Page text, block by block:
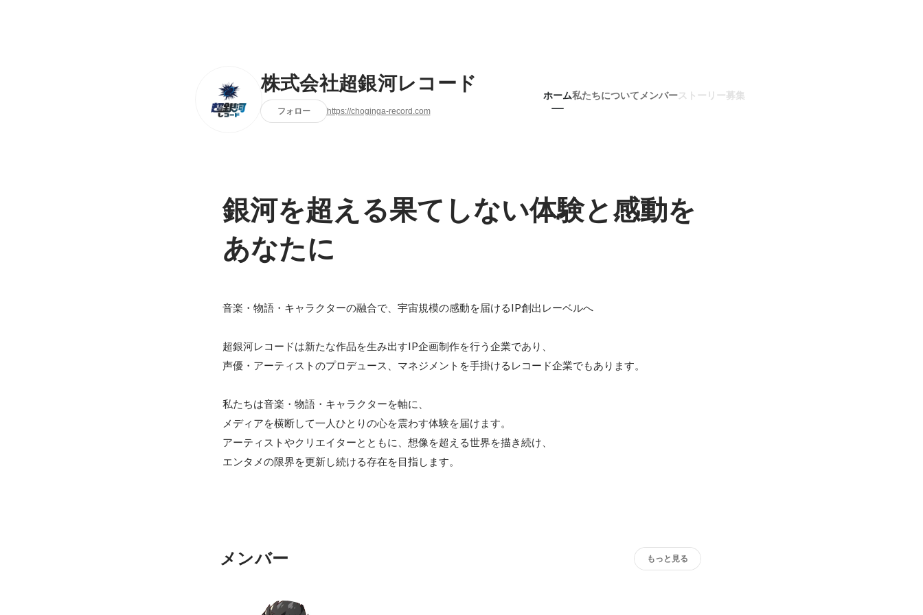
株式会社超銀河レコード
フォロー https://choginga-record.com
ホーム私たちについて メンバーストーリー募集
銀河を超える果てしない体験と感動を
あなたに
音楽・物語・キャラクターの融合で、宇宙規模の感動を届けるIP創出レーベルへ
超銀河レコードは新たな作品を生み出すIP企画制作を行う企業であり、
声優・アーティストのプロデュース、マネジメントを手掛けるレコード企業でもあります。
私たちは音楽・物語・キャラクターを軸に、
メディアを横断して一人ひとりの心を震わす体験を届けます。
アーティストやクリエイターとともに、想像を超える世界を描き続け、
エンタメの限界を更新し続ける存在を目指します。
メンバー もっと見る